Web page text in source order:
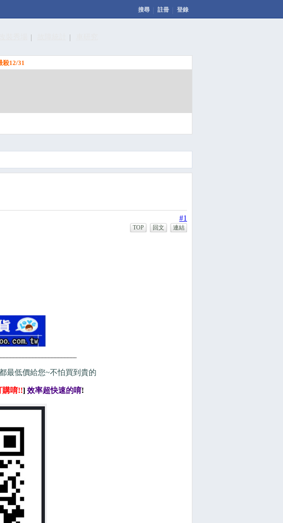
搜尋 註冊 登錄
殺12/31
#1
TOP 回文 連結
最低價給您~不怕買到貴的
購唷!!] 效率超快速的唷!